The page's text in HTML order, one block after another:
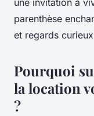
une invitation à
parenthèse
et regards
Pourquoi
la location
?